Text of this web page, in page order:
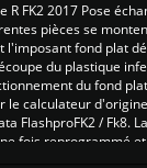
R FK2 2017 Pose
pièces se
l'imposant fond plat
du plastique
du fond
le calculateur
FlashproFK2 / Fk8.
fois reprogrammé et